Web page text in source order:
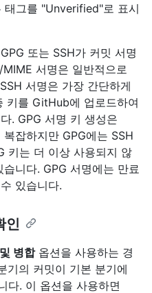
그를 "Unverified"로 표시
또는 SSH가 커밋 서명
서명은 일반적으로
서명은 가장 간단하게
키를 GitHub에 업로드하여
. GPG 서명 키 생성은
잡하지만 GPG에는 SSH
키는 더 이상 사용되지 않
니다. GPG 서명에는 만료
있습니다.
인
병합옵션을 사용하는 경
기의 커밋이 기본 분기에
다. 이 옵션을 사용하면